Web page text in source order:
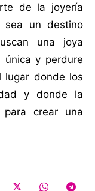
de la joyería
sea un destino
una joya
única y perdure
lugar donde los
y donde la
crear una